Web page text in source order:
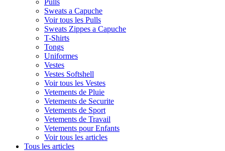
Pulls
Sweats a Capuche
Voir tous les Pulls
Sweats Zippes a Capuche
T-Shirts
Tongs
Uniformes
Vestes
Vestes Softshell
Voir tous les Vestes
Vetements de Pluie
Vetements de Securite
Vetements de Sport
Vetements de Travail
Vetements pour Enfants
Voir tous les articles
Tous les articles